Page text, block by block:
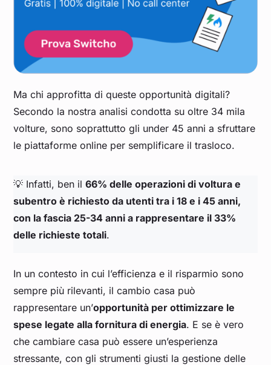
Ma chi approfitta di queste opportunità digitali?
Secondo la nostra analisi condotta su oltre 34 mila
volture, sono soprattutto gli under 45 anni a sfruttare
le piattaforme online per semplificare il trasloco.
💡 Infatti, ben il66% delle operazioni di voltura e
subentro è richiesto da utenti tra i 18 e i 45 anni,
con la fascia 25-34 anni a rappresentare il 33%
delle richieste totali.
In un contesto in cui l’efficienza e il risparmio sono
sempre più rilevanti, il cambio casa può
rappresentare un’opportunità per ottimizzare le
spese legate alla fornitura di energia. E se è vero
che cambiare casa può essere un’esperienza
stressante, con gli strumenti giusti la gestione delle